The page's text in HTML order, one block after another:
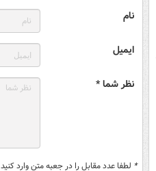
نام
ایمیل
نظر شما *
* لطفا عدد مقابل را در جعبه متن وارد کنید